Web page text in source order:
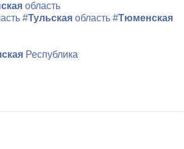
область
#Тульская область #Тюменская
Республика